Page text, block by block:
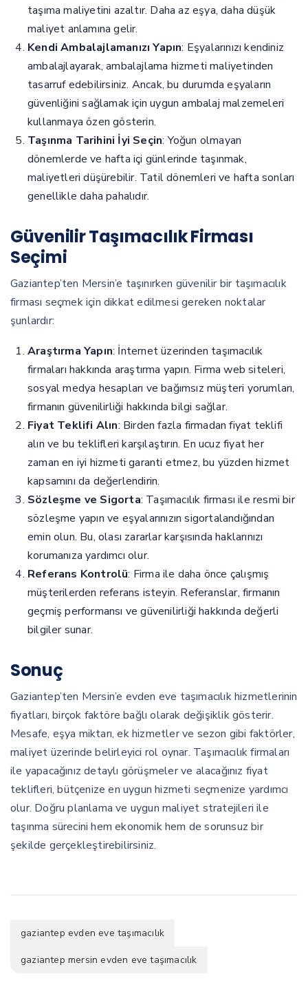
taşıma maliyetini azaltır. Daha az eşya, daha düşük
maliyet anlamına gelir.
Kendi Ambalajlamanızı Yapın: Eşyalarınızı kendiniz
ambalajlayarak, ambalajlama hizmeti maliyetinden
tasarruf edebilirsiniz. Ancak, bu durumda eşyaların
güvenliğini sağlamak için uygun ambalaj malzemeleri
kullanmaya özen gösterin.
Taşınma Tarihini İyi Seçin: Yoğun olmayan
dönemlerde ve hafta içi günlerinde taşınmak,
maliyetleri düşürebilir. Tatil dönemleri ve hafta sonları
genellikle daha pahalıdır.
Güvenilir Taşımacılık Firması
Seçimi
Gaziantep’ten Mersin’e taşınırken güvenilir bir taşımacılık
firması seçmek için dikkat edilmesi gereken noktalar
şunlardır:
Araştırma Yapın: İnternet üzerinden taşımacılık
firmaları hakkında araştırma yapın. Firma web siteleri,
sosyal medya hesapları ve bağımsız müşteri yorumları,
firmanın güvenilirliği hakkında bilgi sağlar.
Fiyat Teklifi Alın: Birden fazla firmadan fiyat teklifi
alın ve bu teklifleri karşılaştırın. En ucuz fiyat her
zaman en iyi hizmeti garanti etmez, bu yüzden hizmet
kapsamını da değerlendirin.
Sözleşme ve Sigorta: Taşımacılık firması ile resmi bir
sözleşme yapın ve eşyalarınızın sigortalandığından
emin olun. Bu, olası zararlar karşısında haklarınızı
korumanıza yardımcı olur.
Referans Kontrolü: Firma ile daha önce çalışmış
müşterilerden referans isteyin. Referanslar, firmanın
geçmiş performansı ve güvenilirliği hakkında değerli
bilgiler sunar.
Sonuç
Gaziantep’ten Mersin’e evden eve taşımacılık hizmetlerinin
fiyatları, birçok faktöre bağlı olarak değişiklik gösterir.
Mesafe, eşya miktarı, ek hizmetler ve sezon gibi faktörler,
maliyet üzerinde belirleyici rol oynar. Taşımacılık firmaları
ile yapacağınız detaylı görüşmeler ve alacağınız fiyat
teklifleri, bütçenize en uygun hizmeti seçmenize yardımcı
olur. Doğru planlama ve uygun maliyet stratejileri ile
taşınma sürecini hem ekonomik hem de sorunsuz bir
şekilde gerçekleştirebilirsiniz.
gaziantep evden eve taşımacılık
gaziantep mersin evden eve taşımacılık